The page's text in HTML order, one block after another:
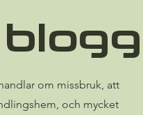
om missbruk, att
och mycket